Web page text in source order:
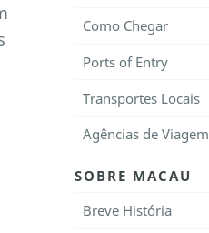
Como Chegar
Ports of Entry
Transportes Locais
Agências de Viagem
SOBRE MACAU
Breve História